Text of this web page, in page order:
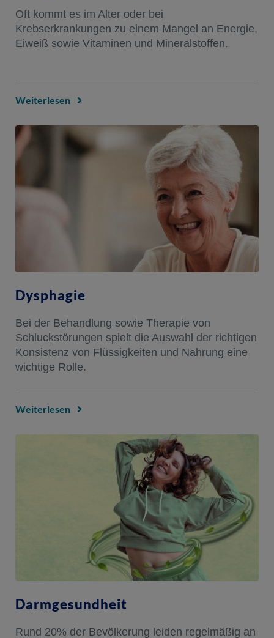
Oft kommt es im Alter oder bei
Krebserkrankungen zu einem Mangel an Energie,
Eiweiß sowie Vitaminen und Mineralstoffen. ​​
Weiterlesen
Dysphagie
Bei der Behandlung sowie Therapie von
Schluckstörungen spielt die Auswahl der richtigen
Konsistenz von Flüssigkeiten und Nahrung eine
wichtige Rolle.​
Weiterlesen
Darmgesundheit
Rund 20% der Bevölkerung leiden regelmäßig an